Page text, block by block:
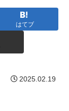
はてブ
2025.02.19